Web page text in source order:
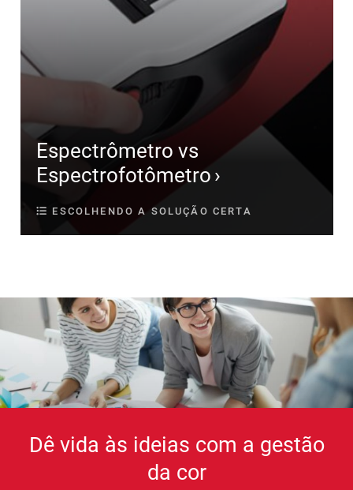
Espectrômetro vs
Espectrofotômetro
ESCOLHENDO A SOLUÇÃO CERTA
Dê vida às ideias com a gestão
da cor